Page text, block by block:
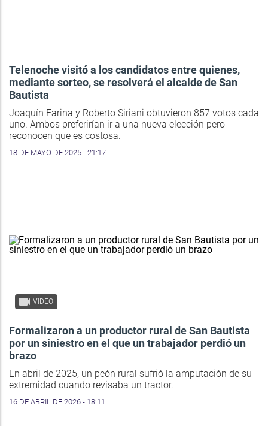
Telenoche visitó a los candidatos entre quienes,
mediante sorteo, se resolverá el alcalde de San
Bautista
Joaquín Farina y Roberto Siriani obtuvieron 857 votos cada
uno. Ambos preferirían ir a una nueva elección pero
reconocen que es costosa.
18 DE MAYO DE 2025 - 21:17
VIDEO
Formalizaron a un productor rural de San Bautista
por un siniestro en el que un trabajador perdió un
brazo
En abril de 2025, un peón rural sufrió la amputación de su
extremidad cuando revisaba un tractor.
16 DE ABRIL DE 2026 - 18:11